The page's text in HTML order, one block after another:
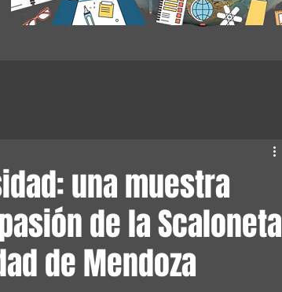
una muestra
de la Scaloneta
de Mendoza